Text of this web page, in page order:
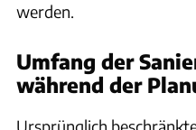
werden.
Umfang der
während der